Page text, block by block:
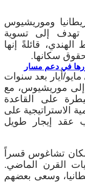
في دعم مسار
وموريشيوس
تهدف إلى تسوية
قائلةً إنها
سكانها.
أيار بعد سنوات
إلى موريشيوس، مع
على القاعدة
الاستراتيجية على
عقد إيجار طويل
يصل إلى 2000 من سكان تشاغوس قسراً
القرن الماضي.
وسعى بعضهم